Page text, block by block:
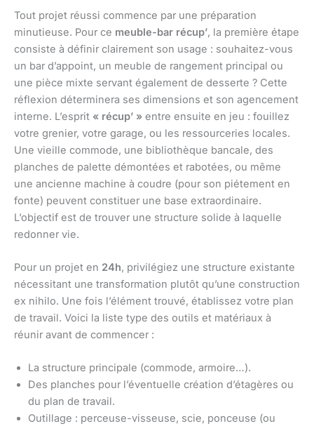
Tout projet réussi commence par une préparation
minutieuse. Pour ce meuble-bar récup’, la première étape
consiste à définir clairement son usage : souhaitez-vous
un bar d’appoint, un meuble de rangement principal ou
une pièce mixte servant également de desserte ? Cette
réflexion déterminera ses dimensions et son agencement
interne. L’esprit « récup’ » entre ensuite en jeu : fouillez
votre grenier, votre garage, ou les ressourceries locales.
Une vieille commode, une bibliothèque bancale, des
planches de palette démontées et rabotées, ou même
une ancienne machine à coudre (pour son piétement en
fonte) peuvent constituer une base extraordinaire.
L’objectif est de trouver une structure solide à laquelle
redonner vie.
Pour un projet en 24h, privilégiez une structure existante
nécessitant une transformation plutôt qu’une construction
ex nihilo. Une fois l’élément trouvé, établissez votre plan
de travail. Voici la liste type des outils et matériaux à
réunir avant de commencer :
La structure principale (commode, armoire…).
Des planches pour l’éventuelle création d’étagères ou
du plan de travail.
Outillage : perceuse-visseuse, scie, ponceuse (ou